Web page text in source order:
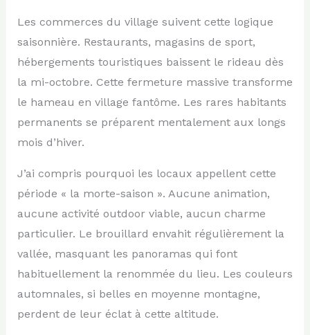
Les commerces du village suivent cette logique
saisonnière. Restaurants, magasins de sport,
hébergements touristiques baissent le rideau dès
la mi-octobre. Cette fermeture massive transforme
le hameau en village fantôme. Les rares habitants
permanents se préparent mentalement aux longs
mois d’hiver.
J’ai compris pourquoi les locaux appellent cette
période « la morte-saison ». Aucune animation,
aucune activité outdoor viable, aucun charme
particulier. Le brouillard envahit régulièrement la
vallée, masquant les panoramas qui font
habituellement la renommée du lieu. Les couleurs
automnales, si belles en moyenne montagne,
perdent de leur éclat à cette altitude.